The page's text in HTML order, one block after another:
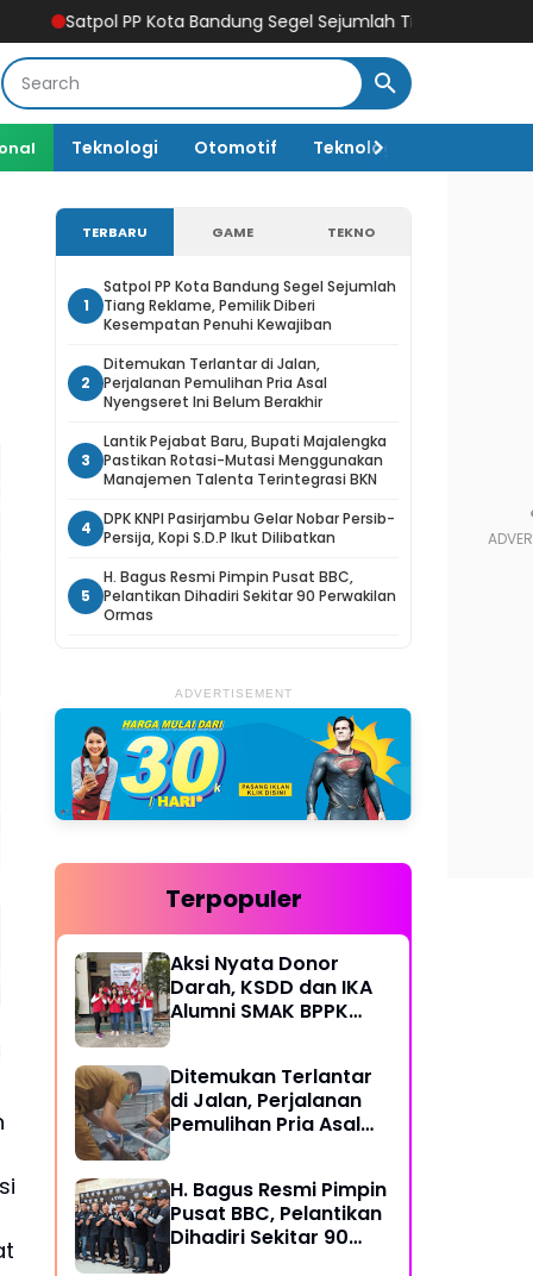
Kota Bandung Segel Sejumlah Tiang Reklame, Pemilik Diberi
Teknologi Otomotif Teknologi AI
TERBARU GAME TEKNO
1
Satpol PP Kota Bandung Segel Sejumlah
Tiang Reklame, Pemilik Diberi
Kesempatan Penuhi Kewajiban
2
Ditemukan Terlantar di Jalan,
Perjalanan Pemulihan Pria Asal
Nyengseret Ini Belum Berakhir
3
Lantik Pejabat Baru, Bupati Majalengka
Pastikan Rotasi-Mutasi Menggunakan
Manajemen Talenta Terintegrasi BKN
4
DPK KNPI Pasirjambu Gelar Nobar Persib-
Persija, Kopi S.D.P Ikut Dilibatkan
5
H. Bagus Resmi Pimpin Pusat BBC,
Pelantikan Dihadiri Sekitar 90 Perwakilan
Ormas
ADVERTISEMENT
Terpopuler
Aksi Nyata Donor
Darah, KSDD dan IKA
Alumni SMAK BPPK
Ditemukan Terlantar
di Jalan, Perjalanan
Pemulihan Pria Asal
H. Bagus Resmi Pimpin
Pusat BBC, Pelantikan
Dihadiri Sekitar 90